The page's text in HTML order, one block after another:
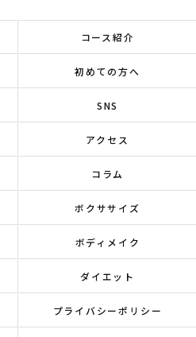
コース紹介
初めての方へ
SNS
アクセス
コラム
ボクササイズ
ボディメイク
ダイエット
プライバシーポリシー